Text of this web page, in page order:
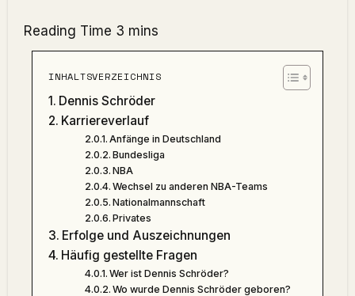
INHALTSVERZEICHNIS
Dennis Schröder
Karriereverlauf
Anfänge in Deutschland
Bundesliga
NBA
Wechsel zu anderen NBA-Teams
Nationalmannschaft
Privates
Erfolge und Auszeichnungen
Häufig gestellte Fragen
Wer ist Dennis Schröder?
Wo wurde Dennis Schröder geboren?